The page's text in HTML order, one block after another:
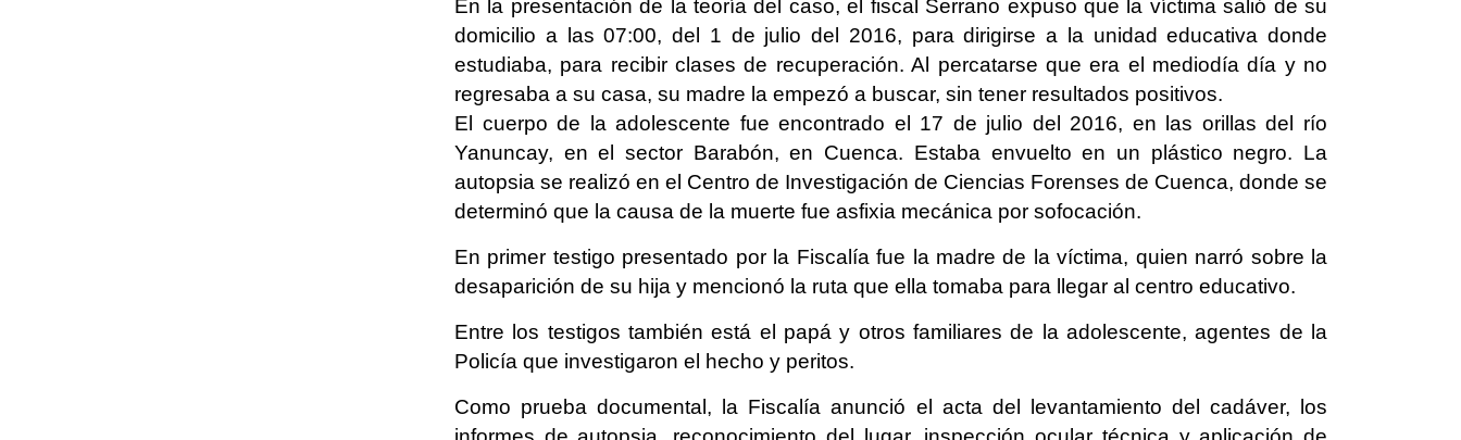
En la presentación de la teoría del caso, el fiscal Serrano expuso que la víctima salió de su
domicilio a las 07:00, del 1 de julio del 2016, para dirigirse a la unidad educativa donde
estudiaba, para recibir clases de recuperación. Al percatarse que era el mediodía día y no
regresaba a su casa, su madre la empezó a buscar, sin tener resultados positivos.
El cuerpo de la adolescente fue encontrado el 17 de julio del 2016, en las orillas del río
Yanuncay, en el sector Barabón, en Cuenca. Estaba envuelto en un plástico negro. La
autopsia se realizó en el Centro de Investigación de Ciencias Forenses de Cuenca, donde se
determinó que la causa de la muerte fue asfixia mecánica por sofocación.
En primer testigo presentado por la Fiscalía fue la madre de la víctima, quien narró sobre la
desaparición de su hija y mencionó la ruta que ella tomaba para llegar al centro educativo.
Entre los testigos también está el papá y otros familiares de la adolescente, agentes de la
Policía que investigaron el hecho y peritos.
Como prueba documental, la Fiscalía anunció el acta del levantamiento del cadáver, los